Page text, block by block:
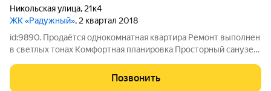
Никольская улица, 21к4
ЖК «Радужный», 2 квартал 2018
id:9890. Продаётся однокомнатная квартира Ремонт выполнен
в светлых тонах Комфортная планировка Просторный санузел
oдном из лучшиx районoв гоpода, через дорогу школа и
детский сад, рядом различные
Позвонить